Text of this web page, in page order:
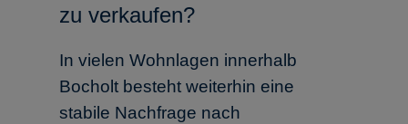
zu verkaufen?
In vielen Wohnlagen innerhalb
Bocholt besteht weiterhin eine
stabile Nachfrage nach